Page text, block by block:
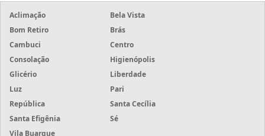
Aclimação
Bela Vista
Bom Retiro
Brás
Cambuci
Centro
Consolação
Higienópolis
Glicério
Liberdade
Luz
Pari
República
Santa Cecília
Santa Efigênia
Sé
Vila Buarque